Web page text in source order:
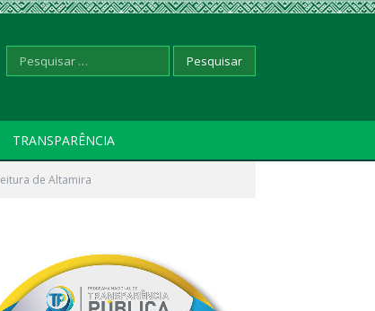
Pesquisar
por:
TRANSPARÊNCIA
de Altamira